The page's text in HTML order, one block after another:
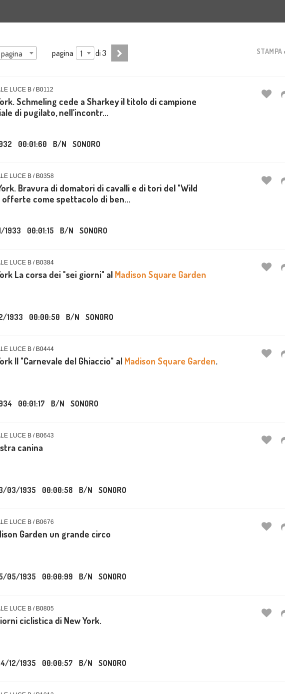
pagina 1 di 3 STAMPA
LUCE B / B0112
Schmeling cede a Sharkey il titolo di campione
di pugilato, nell'incontr...
00:01:60 B/N SONORO
LUCE B / B0358
Bravura di domatori di cavalli e di tori del "Wild
offerte come spettacolo di ben...
1933 00:01:15 B/N SONORO
LUCE B / B0384
La corsa dei "sei giorni" al Madison Square Garden
1933 00:00:50 B/N SONORO
LUCE B / B0444
Il "Carnevale del Ghiaccio" al Madison Square Garden.
00:01:17 B/N SONORO
LUCE B / B0643
canina
03/1935 00:00:58 B/N SONORO
LUCE B / B0676
Garden un grande circo
05/1935 00:00:99 B/N SONORO
LUCE B / B0805
ciclistica di New York.
12/1935 00:00:57 B/N SONORO